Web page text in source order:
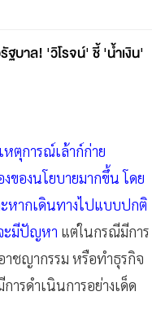
ฐบาล! 'วิโรจน์' ชี้ 'น้ำเงิน'
หตุการณ์เล้าก์ก่าย
ของนโยบายมากขึ้น โดย
หากเดินทางไปแบบปกติ
ะมีปัญหา แต่ในกรณีมีการ
ชญากรรม หรือทำธุรกิจ
ารดำเนินการอย่างเด็ด